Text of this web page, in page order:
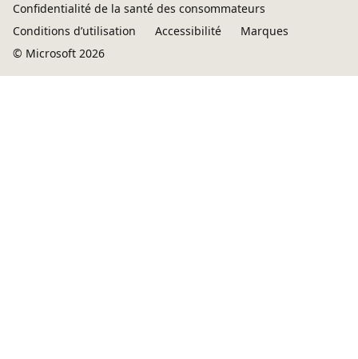
Confidentialité de la santé des consommateurs
Conditions d’utilisation
Accessibilité
Marques
© Microsoft 2026